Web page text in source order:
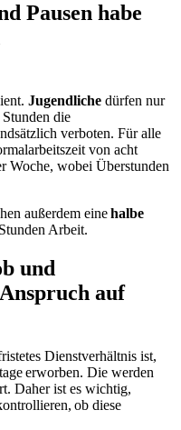
Pausen habe
Jugendliche dürfen nur
die
verboten. Für alle
von acht
Woche, wobei Überstunden
außerdem einehalbe
Arbeit.
und
auf
Dienstverhältnis ist,
erworben. Die werden
Daher ist es wichtig,
ob diese